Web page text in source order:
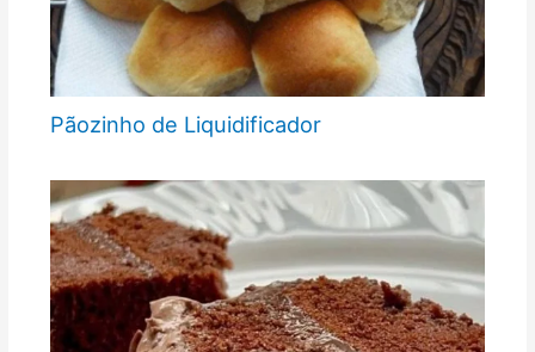
Pãozinho de Liquidificador